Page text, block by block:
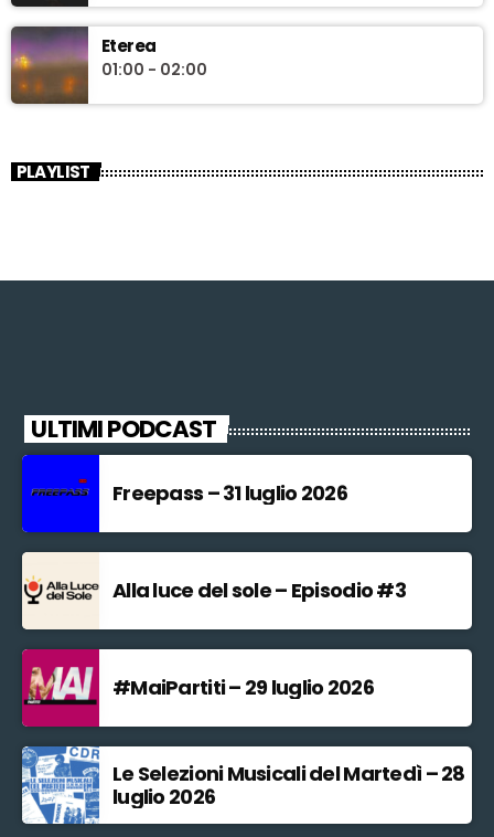
Eterea
01:00 - 02:00
PLAYLIST
ULTIMI PODCAST
Freepass – 31 luglio 2026
Alla luce del sole – Episodio #3
#MaiPartiti – 29 luglio 2026
Le Selezioni Musicali del Martedì – 28
luglio 2026